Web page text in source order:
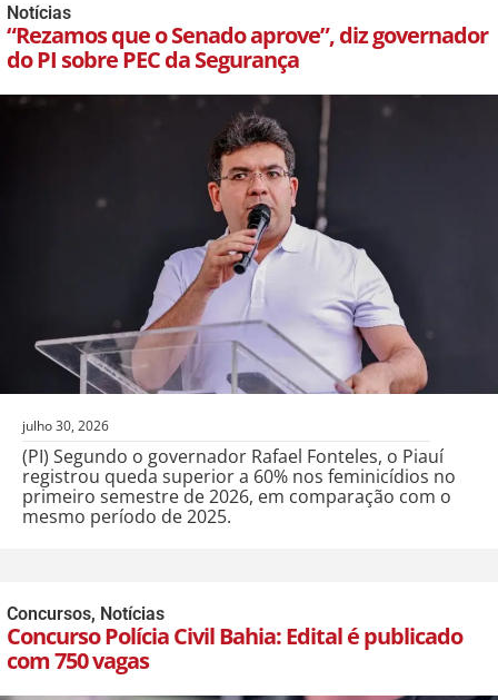
Notícias
“Rezamos que o Senado aprove”, diz governador
do PI sobre PEC da Segurança
julho 30, 2026
(PI) Segundo o governador Rafael Fonteles, o Piauí
registrou queda superior a 60% nos feminicídios no
primeiro semestre de 2026, em comparação com o
mesmo período de 2025.
Concursos, Notícias
Concurso Polícia Civil Bahia: Edital é publicado
com 750 vagas